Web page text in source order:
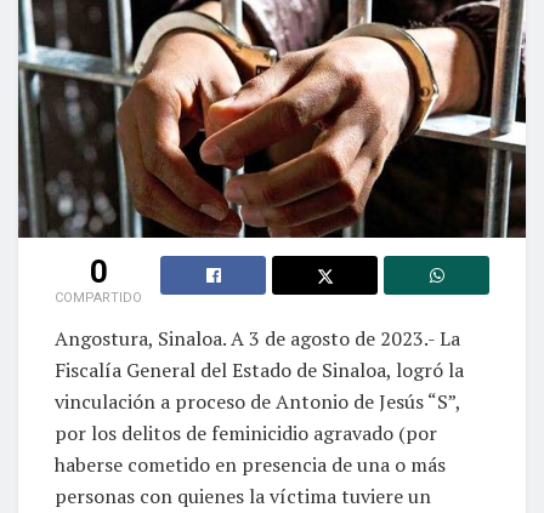
0
COMPARTIDO
Angostura, Sinaloa. A 3 de agosto de 2023.- La
Fiscalía General del Estado de Sinaloa, logró la
vinculación a proceso de Antonio de Jesús “S”,
por los delitos de feminicidio agravado (por
haberse cometido en presencia de una o más
personas con quienes la víctima tuviere un